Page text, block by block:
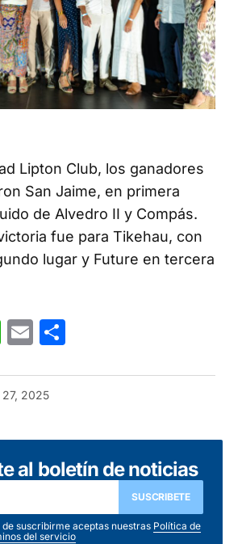
Lipton Club, los ganadores
San Jaime, en primera
de Alvedro II y Compás.
fue para Tikehau, con
lugar y Future en tercera
WhatsApp
Email
2025
al boletín de noticias
SUSCRIBETE
de suscribirme aceptas nuestras Política de
del servicio